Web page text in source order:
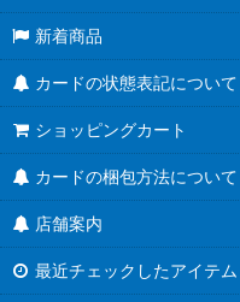
新着商品
カードの状態表記について
ショッピングカート
カードの梱包方法について
店舗案内
最近チェックしたアイテム